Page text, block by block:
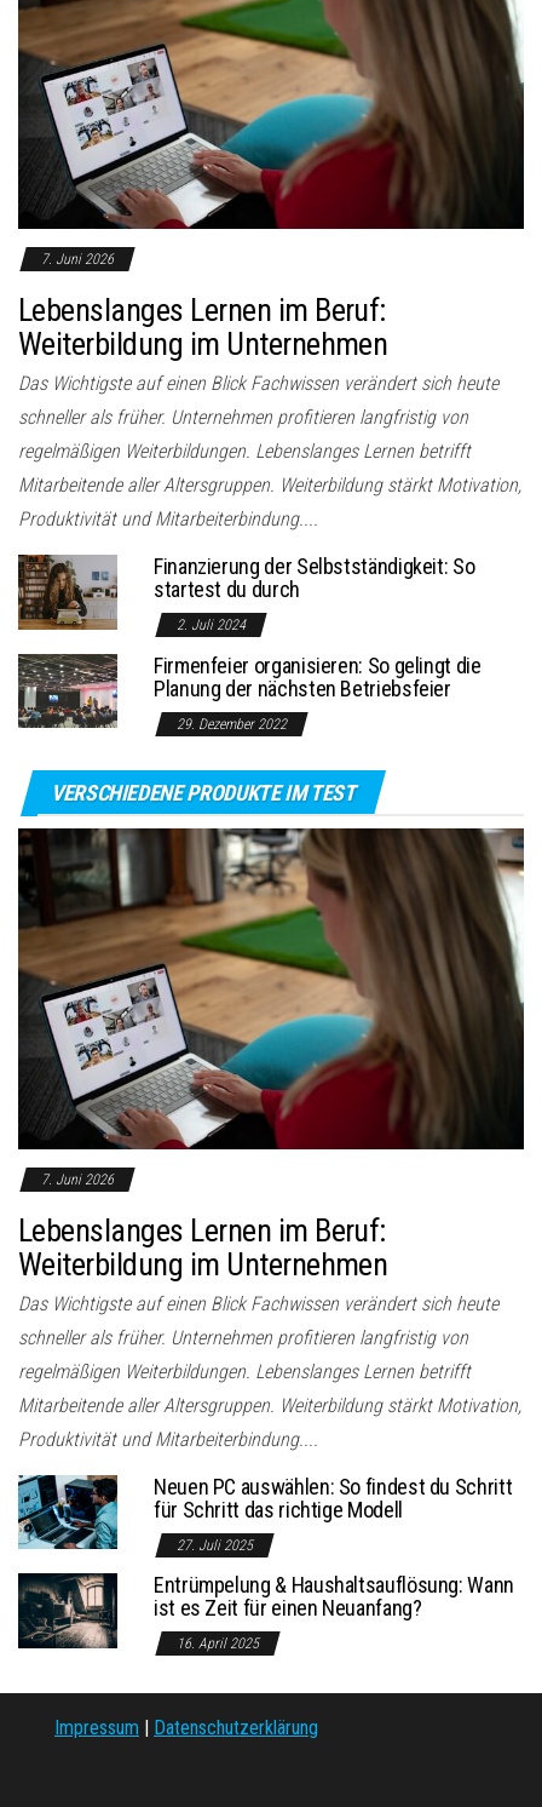
7. Juni 2026
Lebenslanges Lernen im Beruf:
Weiterbildung im Unternehmen
Das Wichtigste auf einen Blick Fachwissen verändert sich heute
schneller als früher. Unternehmen profitieren langfristig von
regelmäßigen Weiterbildungen. Lebenslanges Lernen betrifft
Mitarbeitende aller Altersgruppen. Weiterbildung stärkt Motivation,
Produktivität und Mitarbeiterbindung....
Finanzierung der Selbstständigkeit: So
startest du durch
2. Juli 2024
Firmenfeier organisieren: So gelingt die
Planung der nächsten Betriebsfeier
29. Dezember 2022
VERSCHIEDENE PRODUKTE IM TEST
7. Juni 2026
Lebenslanges Lernen im Beruf:
Weiterbildung im Unternehmen
Das Wichtigste auf einen Blick Fachwissen verändert sich heute
schneller als früher. Unternehmen profitieren langfristig von
regelmäßigen Weiterbildungen. Lebenslanges Lernen betrifft
Mitarbeitende aller Altersgruppen. Weiterbildung stärkt Motivation,
Produktivität und Mitarbeiterbindung....
Neuen PC auswählen: So findest du Schritt
für Schritt das richtige Modell
27. Juli 2025
Entrümpelung & Haushaltsauflösung: Wann
ist es Zeit für einen Neuanfang?
16. April 2025
Impressum | Datenschutzerklärung